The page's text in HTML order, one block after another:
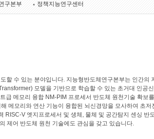
구본부 정책지능연구센터
할 수 있는 분야입니다. 지능형반도체연구본부는 인간의
모델을 기반으로 학습할 수 있는 초거대 인공
급 메모리 융합 NM-PIM 프로세서 반도체 원천기술 확보
메모리와 연산 기능이 융합된 뇌신경망을 모사하여 초저
RISC-V 엣지프로세서 및 생체, 물체 및 공간탐지 센싱 반
제어 반도체 원천 기술에도 관심을 갖고 있습니다.